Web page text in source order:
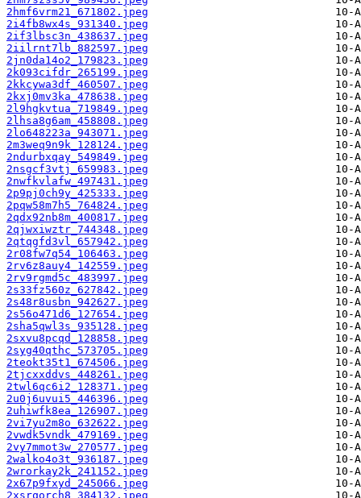
2hmf6vrm21_671802.jpeg
2i4fb8wx4s_931340.jpeg
2if3lbsc3n_438637.jpeg
2iilrnt7lb_882597.jpeg
2jn0da14o2_179823.jpeg
2k093cifdr_265199.jpeg
2kkcywa3df_460507.jpeg
2kxj0mv3ka_478638.jpeg
2l9hgkvtua_719849.jpeg
2lhsa8g6am_458808.jpeg
2lo648223a_943071.jpeg
2m3weq9n9k_128124.jpeg
2ndurbxqay_549849.jpeg
2nsgcf3vtj_659983.jpeg
2nwfkvlafw_497431.jpeg
2p9pj0ch9y_425333.jpeg
2pqw58m7h5_764824.jpeg
2qdx92nb8m_400817.jpeg
2qjwxiwztr_744348.jpeg
2qtqgfd3vl_657942.jpeg
2r08fw7q54_106463.jpeg
2rv6z8auy4_142559.jpeg
2rv9rgmd5c_483997.jpeg
2s33fz560z_627842.jpeg
2s48r8usbn_942627.jpeg
2s56o471d6_127654.jpeg
2sha5qwl3s_935128.jpeg
2sxvu8pcqd_128858.jpeg
2syg40qthc_573705.jpeg
2teokt35t1_674506.jpeg
2tjcxxddvs_448261.jpeg
2twl6qc6i2_128371.jpeg
2u0j6uvui5_446396.jpeg
2uhiwfk8ea_126907.jpeg
2vi7yu2m8o_632622.jpeg
2vwdk5vndk_479169.jpeg
2vy7mmot3w_270577.jpeg
2walko4o3t_936187.jpeg
2wrorkay2k_241152.jpeg
2x67p9fxyd_245066.jpeg
2xsrqorch8_384132.jpeg